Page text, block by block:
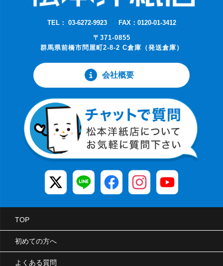
TEL： 03-6272-9923
FAX：0120-01-3412
〒371-0855
群馬県前橋市問屋町2-8-2 C倉庫（発送倉庫）
会社概要
TOP
初めての方へ
よくある質問